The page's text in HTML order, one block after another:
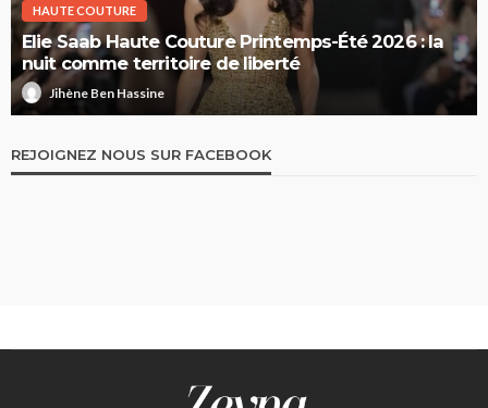
HAUTE COUTURE
Elie Saab Haute Couture Printemps-Été 2026 : la
nuit comme territoire de liberté
Jihène Ben Hassine
REJOIGNEZ NOUS SUR FACEBOOK